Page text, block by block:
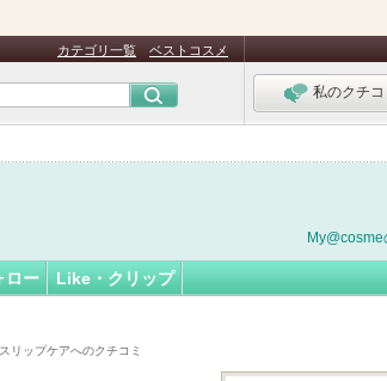
カテゴリ一覧 ベストコスメ
私のクチコ
ロー Like・クリップ
リップケアへのクチコミ